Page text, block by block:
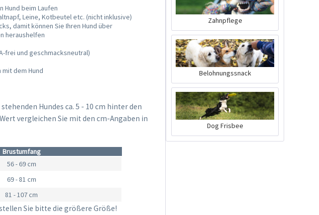
Hund beim Laufen
Leine, Kotbeutel etc. (nicht inklusive)
damit können Sie Ihren Hund über
heraushelfen
frei und geschmacksneutral)
dem Hund
Hundes ca. 5 - 10 cm hinter den
vergleichen Sie mit den cm-Angaben in
Brustumfang
56 - 69 cm
69 - 81 cm
81 - 107 cm
Sie bitte die größere Größe!
Trinkblase für
Singletrak Pack
Zahnpflege
Belohnungssnack
Dog Frisbee